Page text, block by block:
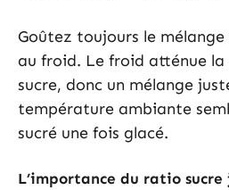
Goûtez toujours le
au froid. Le froid atténue
sucre, donc un mélange
température ambiante
sucré une fois glacé.
L’importance du ratio sucre